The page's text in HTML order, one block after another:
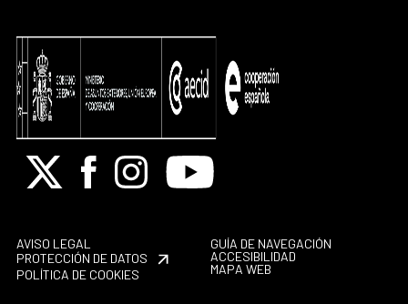
X FacebookInstagramYoutube
AVISO LEGAL
PROTECCIÓN DE DATOS
POLÍTICA DE COOKIES
GUÍA DE NAVEGACIÓN
ACCESIBILIDAD
MAPA WEB